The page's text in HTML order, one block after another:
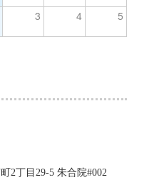
3 4 5
2丁目29-5 朱合院#002